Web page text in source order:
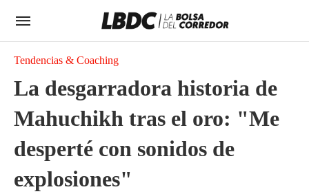
Tendencias & Coaching
La desgarradora historia de
Mahuchikh tras el oro: "Me
desperté con sonidos de
explosiones"